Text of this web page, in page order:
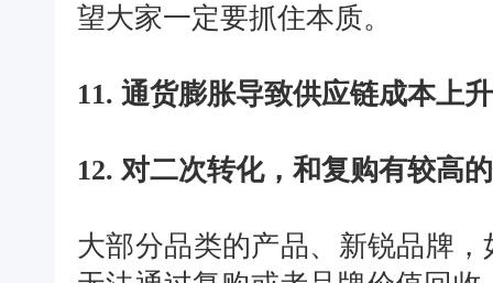
望大家一定要抓住本质。
11. 通货膨胀导致供应链成本上
12. 对二次转化，和复购有较高
大部分品类的产品、新锐品牌